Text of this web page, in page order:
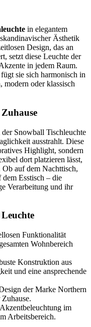
in elegantem
Ästhetik
Design, das an
setzt diese Leuchte der
in jedem Raum.
sie sich harmonisch in
modern oder klassisch
Snowball Tischleuchte
ausstrahlt. Diese
Highlight, sondern
dort platzieren lässt,
auf dem Nachttisch,
Esstisch – die
Verarbeitung und ihr
Funktionalität
Wohnbereich
Konstruktion aus
und eine ansprechende
der Marke Northern
im
Arbeitsbereich.